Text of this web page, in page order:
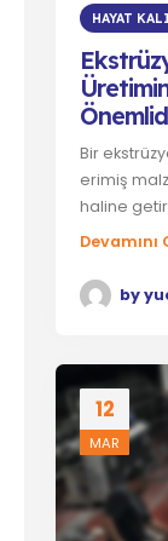
HAYAT
Bir
erimiş
haline
Devamını
by
12
MAR